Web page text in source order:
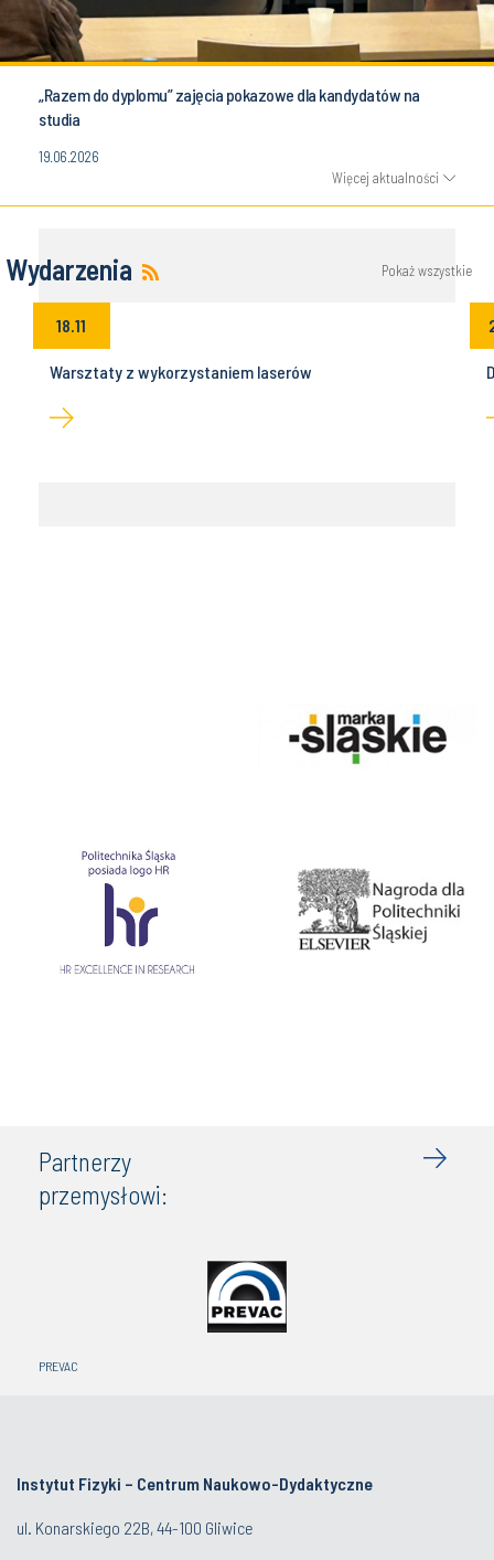
„Razem do dyplomu” zajęcia pokazowe dla kandydatów na
studia
19.06.2026
Więcej aktualności
Wydarzenia Pokaż wszystkie
18.11
Warsztaty z wykorzystaniem laserów
Partnerzy
przemysłowi:
PREVAC
Instytut Fizyki – Centrum Naukowo-Dydaktyczne
ul. Konarskiego 22B, 44-100 Gliwice